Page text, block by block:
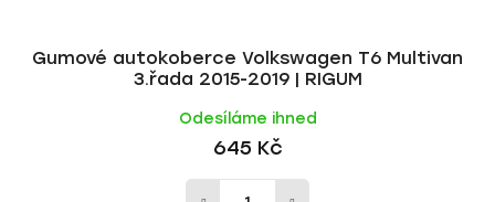
Gumové autokoberce Volkswagen T6 Multivan
3.řada 2015-2019 | RIGUM
Odesíláme ihned
645 Kč